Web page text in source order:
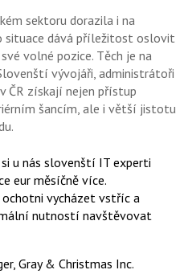
sektoru dorazila i na
situace dává příležitost oslovit
volné pozice. Těch je na
vývojáři, administrátoři
ČR získají nejen přístup
šancím, ale i větší jistotu
u nás slovenští IT experti
eur měsíčně více.
vycházet vstříc a
nutností navštěvovat
Gray & Christmas Inc.